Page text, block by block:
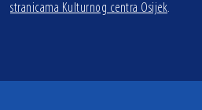
stranicama Kulturnog centra Osijek.